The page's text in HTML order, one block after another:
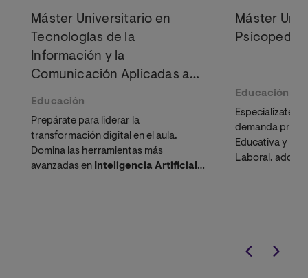
Máster Universitario en
Tecnologías de la
Información y la
Comunicación Aplicadas a
Educación
Educación
Prepárate para liderar la
transformación digital en el aula.
Domina las herramientas más
avanzadas en Inteligencia Artificial
Máster
Educación
Especialízate
demanda
Educativa y
Laboral.